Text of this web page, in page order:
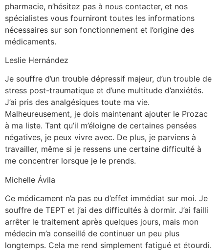
pharmacie, n’hésitez pas à nous contacter, et nos
spécialistes vous fourniront toutes les informations
nécessaires sur son fonctionnement et l’origine des
médicaments.
Leslie Hernández
Je souffre d’un trouble dépressif majeur, d’un trouble de
stress post-traumatique et d’une multitude d’anxiétés.
J’ai pris des analgésiques toute ma vie.
Malheureusement, je dois maintenant ajouter le Prozac
à ma liste. Tant qu’il m’éloigne de certaines pensées
négatives, je peux vivre avec. De plus, je parviens à
travailler, même si je ressens une certaine difficulté à
me concentrer lorsque je le prends.
Michelle Ávila
Ce médicament n’a pas eu d’effet immédiat sur moi. Je
souffre de TEPT et j’ai des difficultés à dormir. J’ai failli
arrêter le traitement après quelques jours, mais mon
médecin m’a conseillé de continuer un peu plus
longtemps. Cela me rend simplement fatigué et étourdi.